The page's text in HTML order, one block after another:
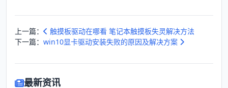
上一篇：
触摸板驱动在哪看 笔记本触摸板失灵解决方法
下一篇： win10显卡驱动安装失败的原因及解决方案
最新资讯